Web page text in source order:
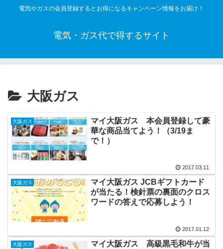
電気やガスの会員登録するとお得になるキャンペーン情報をお届け！
電気・ガス代で得するサイト
大阪ガス
大阪ガス
マイ大阪ガス 本会員登録して豪
華な商品当てよう！（3/19ま
で！）
2017.03.11
大阪ガス
マイ大阪ガス JCBギフトカード
が当たる！検針票の裏面のクロス
ワードの答えで応募しよう！
2017.01.12
大阪ガス
マイ大阪ガス 高級黒毛和牛が当